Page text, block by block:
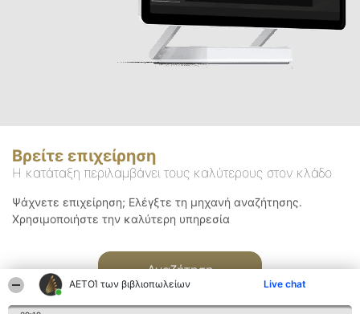
ΑΕΤΟΊ των βιβλιοπωλείων Live chat
Βρείτε επιχείρηση
Η κατάταξη περιλαμβάνει τους καλύτερους στον κλάδο
Ψάχνετε επιχείρηση; Ελέγξτε τη μηχανή αναζήτησης.
Χρησιμοποιήστε την καλύτερη υπηρεσία
Αναζήτηση